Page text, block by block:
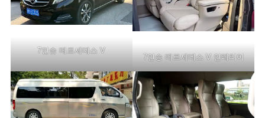
7인승 메르세데스 V
7인승 메르세데스 V 인테리어